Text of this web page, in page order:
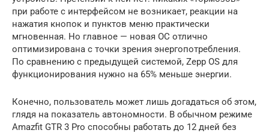
при работе с интерфейсом не возникает, реакции на
нажатия кнопок и пунктов меню практически
мгновенная. Но главное — новая ОС отлично
оптимизирована с точки зрения энергопотребления.
По сравнению с предыдущей системой, Zepp OS для
функционирования нужно на 65% меньше энергии.
Конечно, пользователь может лишь догадаться об этом,
глядя на показатель автономности. В обычном режиме
Amazfit GTR 3 Pro способны работать до 12 дней без